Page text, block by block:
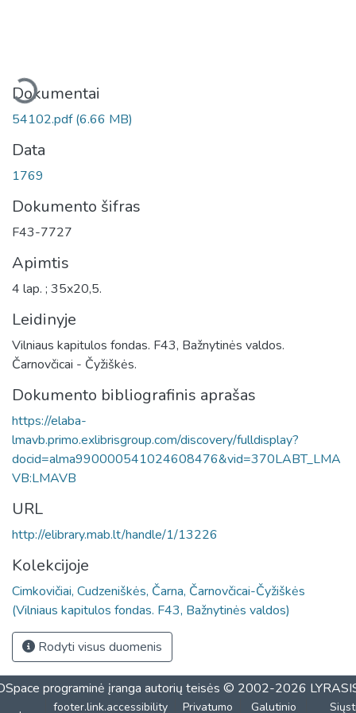
Dokumentai
54102.pdf(6.66 MB)
Data
1769
Dokumento šifras
F43-7727
Apimtis
4 lap. ; 35x20,5.
Leidinyje
Vilniaus kapitulos fondas. F43, Bažnytinės valdos.
Čarnovčicai - Čyžiškės.
Dokumento bibliografinis aprašas
https://elaba-
lmavb.primo.exlibrisgroup.com/discovery/fulldisplay?
docid=alma990000541024608476&vid=370LABT_LMA
VB:LMAVB
URL
http://elibrary.mab.lt/handle/1/13226
Kolekcijoje
Cimkovičiai, Cudzeniškės, Čarna, Čarnovčicai-Čyžiškės
(Vilniaus kapitulos fondas. F43, Bažnytinės valdos)
Rodyti visus duomenis
programinė įranga autorių teisės © 2002-2026
footer.link.accessibility Privatumo Galutinio